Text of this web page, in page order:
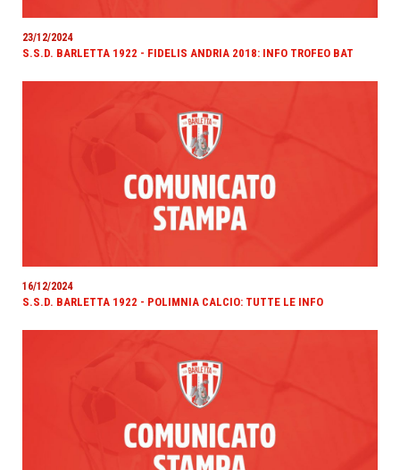
23/12/2024
S.S.D. BARLETTA 1922 - FIDELIS ANDRIA 2018: INFO TROFEO BAT
16/12/2024
S.S.D. BARLETTA 1922 - POLIMNIA CALCIO: TUTTE LE INFO